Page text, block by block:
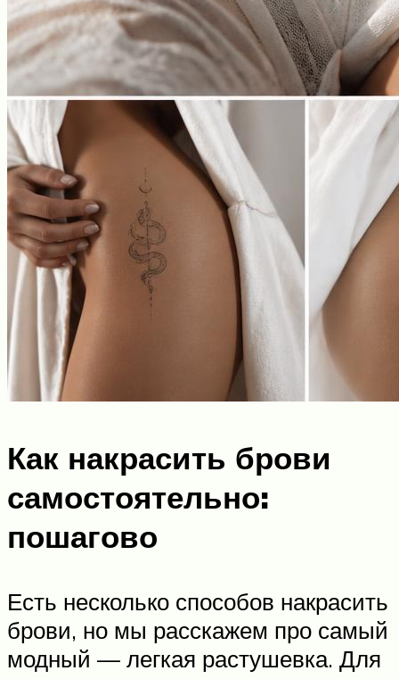
Как накрасить брови
самостоятельно:
пошагово
Есть несколько способов накрасить
брови, но мы расскажем про самый
модный — легкая растушевка. Для